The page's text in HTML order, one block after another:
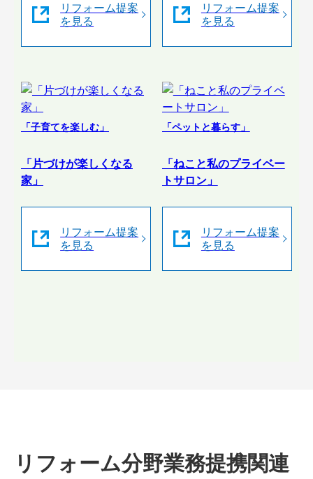
リフォーム提案
を見る
リフォーム提案
を見る
「子育てを楽しむ」
「片づけが楽しくなる
家」
リフォーム提案
を見る
「ペットと暮らす」
「ねこと私のプライベー
トサロン」
リフォーム提案
を見る
リフォーム分野業務提携関連